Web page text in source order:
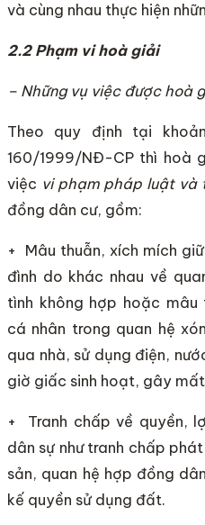
và cùng nhau thực hiện
2.2 Phạm vi hoà giải
– Những vụ việc được hoà
Theo quy định tại
160/1999/NĐ-CP thì hoà
việc vi phạm pháp luật và
đồng dân cư, gồm:
+ Mâu thuẫn, xích mích
đình do khác nhau về
tình không hợp hoặc
cá nhân trong quan hệ
qua nhà, sử dụng điện,
giờ giấc sinh hoạt, gây mất
+ Tranh chấp về quyền,
dân sự như tranh chấp
sản, quan hệ hợp đồng
kế quyền sử dụng đất.